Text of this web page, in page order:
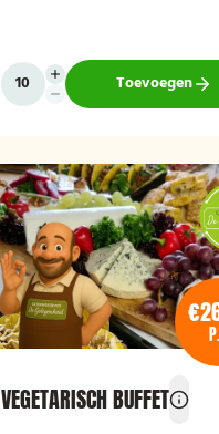
Toevoegen
VEGETARISCH BUFFET